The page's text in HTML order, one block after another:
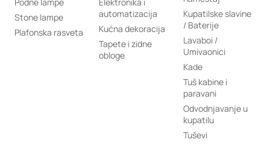
Stone lampe
Plafonska rasveta
automatizacija
Kućna dekoracija
Tapete i zidne
obloge
Kupatilske slavine
/ Baterije
Lavaboi /
Umivaonici
Kade
Tuš kabine i
paravani
Odvodnjavanje u
kupatilu
Tuševi